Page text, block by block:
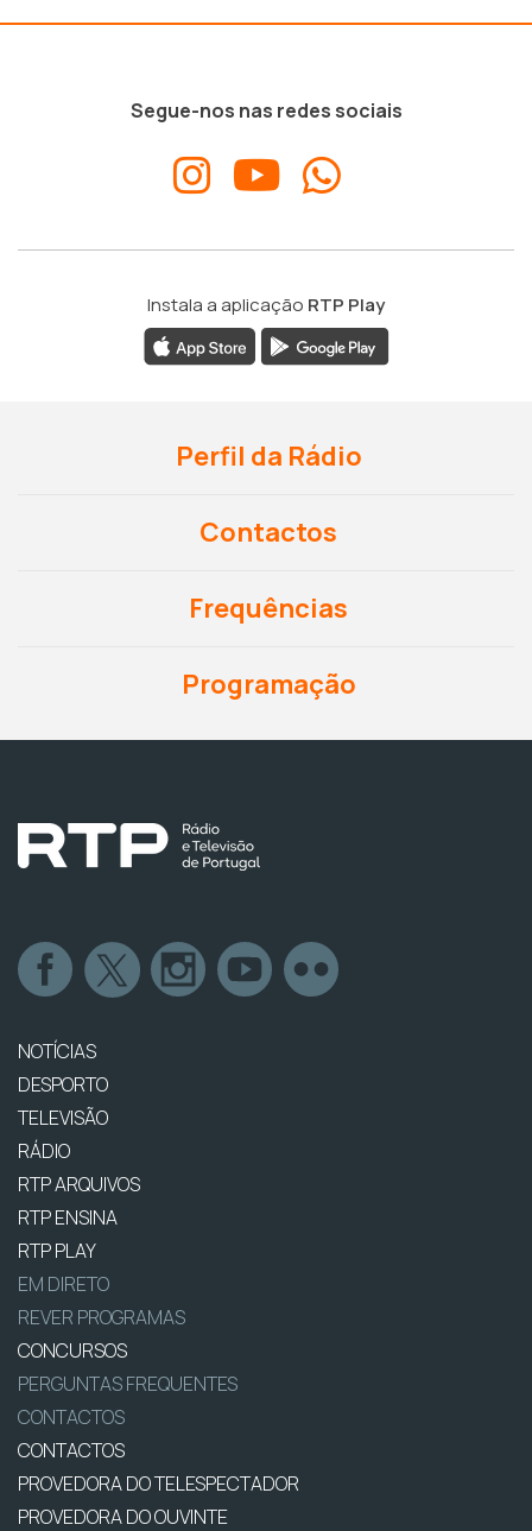
Segue-nos nas redes sociais
Instala a aplicação RTP Play
Perfil da Rádio
Contactos
Frequências
Programação
NOTÍCIAS
DESPORTO
TELEVISÃO
RÁDIO
RTP ARQUIVOS
RTP ENSINA
RTP PLAY
EM DIRETO
REVER PROGRAMAS
CONCURSOS
PERGUNTAS FREQUENTES
CONTACTOS
CONTACTOS
PROVEDORA DO TELESPECTADOR
PROVEDORA DO OUVINTE